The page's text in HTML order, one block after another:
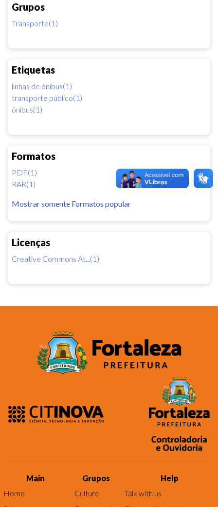
Grupos
Transporte(1)
Etiquetas
linhas de ônibus(1)
transporte público(1)
ônibus(1)
Formatos
PDF(1)
RAR(1)
Mostrar somente Formatos popular
Licenças
Creative Commons At...(1)
Main
Home
Grupos
Culture
Help
Talk with us